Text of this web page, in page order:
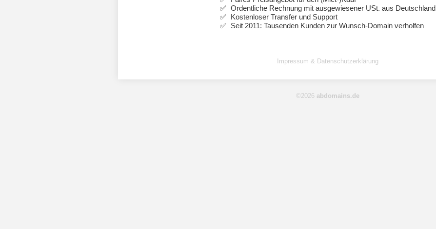
Ordentliche Rechnung mit ausgewiesener USt. aus Deutschland
Kostenloser Transfer und Support
Seit 2011: Tausenden Kunden zur Wunsch-Domain verholfen
Impressum & Datenschutzerklärung
©2026 abdomains.de